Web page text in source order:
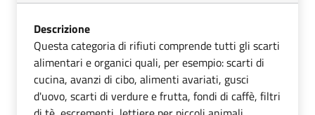
Descrizione
Questa categoria di rifiuti comprende tutti gli scarti
alimentari e organici quali, per esempio: scarti di
cucina, avanzi di cibo, alimenti avariati, gusci
d'uovo, scarti di verdure e frutta, fondi di caffè, filtri